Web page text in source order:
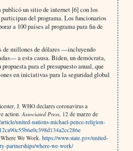
un sitio de internet [6] con los
del programa. Los funcionarios
a 100 países al programa para fin de
de millones de dólares —incluyendo
a esta causa. Biden, un demócrata,
para el presupuesto anual, que
en iniciativas para la seguridad global
J. WHO declares coronavirus a
action. Associated Press, 12 de marzo de
united-nations-michael-pence-religion-
We Work. https://www.state.gov/united-
partnerships/where-we-work/